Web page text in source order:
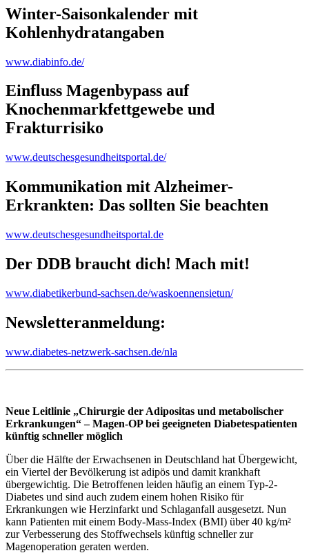
Winter-Saisonkalender mit
Kohlenhydratangaben
www.diabinfo.de/
Einfluss Magenbypass auf
Knochenmarkfettgewebe und
Frakturrisiko
www.deutschesgesundheitsportal.de/
Kommunikation mit Alzheimer-
Erkrankten: Das sollten Sie beachten
www.deutschesgesundheitsportal.de
Der DDB braucht dich! Mach mit!
www.diabetikerbund-sachsen.de/waskoennensietun/
Newsletteranmeldung:
www.diabetes-netzwerk-sachsen.de/nla
Neue Leitlinie „Chirurgie der Adipositas und metabolischer
Erkrankungen“ –Magen-OP bei geeigneten Diabetespatienten
künftig schneller möglich
Über die Hälfte der Erwachsenen in Deutschland hat Übergewicht,
ein Viertel der Bevölkerung ist adipös und damit krankhaft
übergewichtig. Die Betroffenen leiden häufig an einem Typ-2-
Diabetes und sind auch zudem einem hohen Risiko für
Erkrankungen wie Herzinfarkt und Schlaganfall ausgesetzt. Nun
kann Patienten mit einem Body-Mass-Index (BMI) über 40 kg/m²
zur Verbesserung des Stoffwechsels künftig schneller zur
Magenoperation geraten werden.